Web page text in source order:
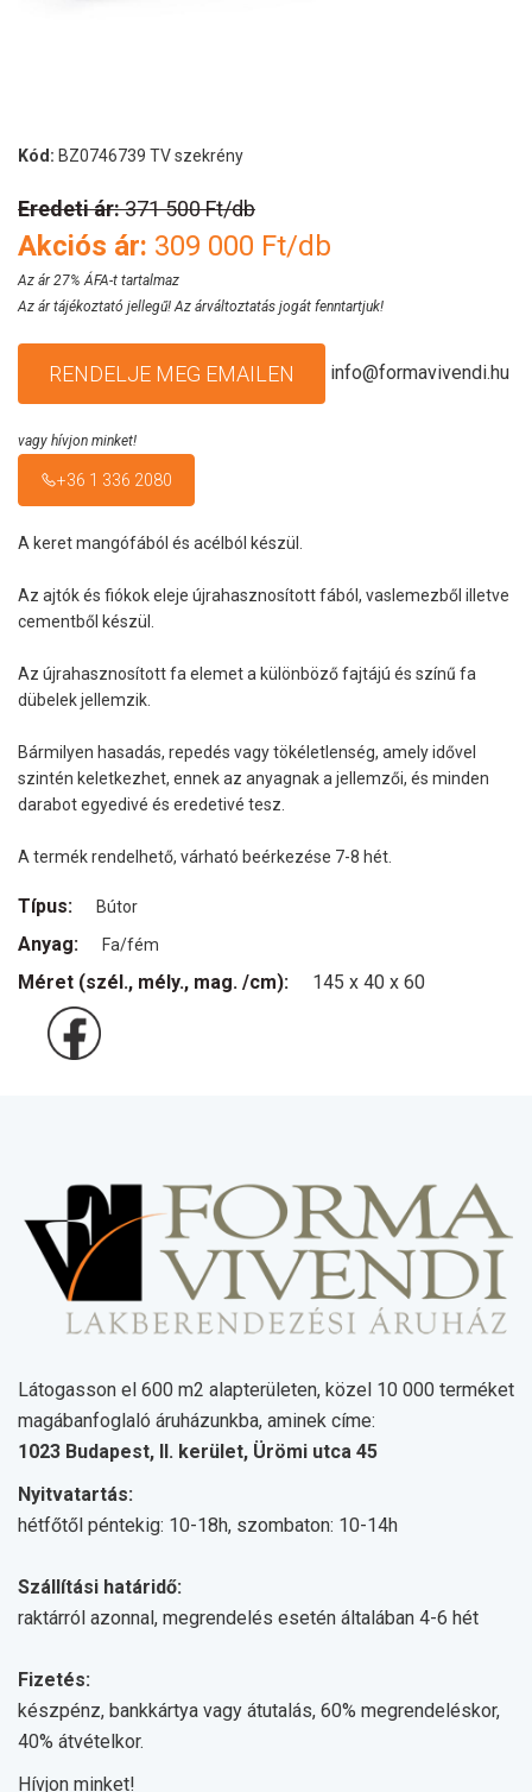
Kód: BZ0746739 TV szekrény
Eredeti ár:371 500 Ft/db
Akciós ár: 309 000 Ft/db
Az ár 27% ÁFA-t tartalmaz
Az ár tájékoztató jellegű! Az árváltoztatás jogát fenntartjuk!
RENDELJE MEG EMAILEN info@formavivendi.hu
vagy hívjon minket!
+36 1 336 2080
A keret mangófából ​​és acélból készül.
Az ajtók és fiókok eleje újrahasznosított fából, vaslemezből illetve
cementből készül.
Az újrahasznosított fa elemet a különböző fajtájú és színű fa
dübelek jellemzik.
Bármilyen hasadás, repedés vagy tökéletlenség, amely idővel
szintén keletkezhet, ennek az anyagnak a jellemzői, és minden
darabot egyedivé és eredetivé tesz.
A termék rendelhető, várható beérkezése 7-8 hét.
Típus: Bútor
Anyag: Fa/fém
Méret (szél., mély., mag. /cm): 145 x 40 x 60
Látogasson el 600 m2 alapterületen, közel 10 000 terméket
magábanfoglaló áruházunkba, aminek címe:
1023 Budapest, II. kerület, Ürömi utca 45
Nyitvatartás:
hétfőtől péntekig: 10-18h, szombaton: 10-14h
Szállítási határidő:
raktárról azonnal, megrendelés esetén általában 4-6 hét
Fizetés:
készpénz, bankkártya vagy átutalás, 60% megrendeléskor,
40% átvételkor.
Hívjon minket!